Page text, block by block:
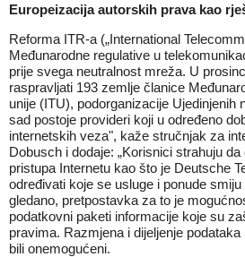
Europeizacija autorskih prava kao
Reforma ITR-a („International
Međunarodne regulative u
prije svega neutralnost mreža. U
raspravljati 193 zemlje članice
unije (ITU), podorganizacije Ujedinjenih
sad postoje provideri koji u određeno
internetskih veza", kaže stručnjak za
Dobusch i dodaje: „Korisnici strahuju
pristupa Internetu kao što je Deutsche
određivati koje se usluge i ponude
gledano, pretpostavka za to je
podatkovni paketi informacije koje su
pravima. Razmjena i dijeljenje
bili onemogućeni.